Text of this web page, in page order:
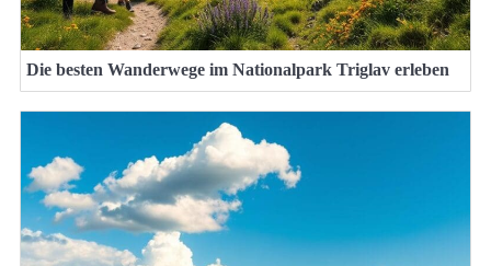
Die besten Wanderwege im Nationalpark Triglav erleben